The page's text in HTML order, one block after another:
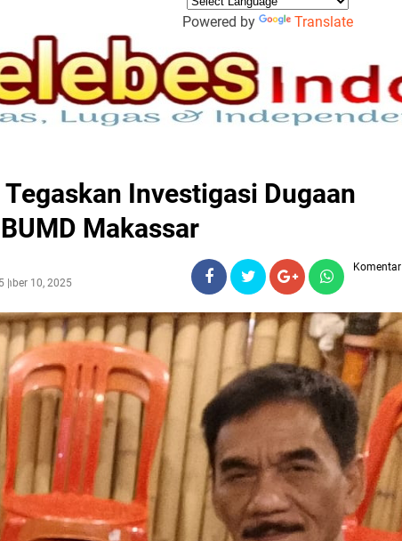
Powered by Translate
Investigasi Dugaan
Makassar
10, 2025
Komentar